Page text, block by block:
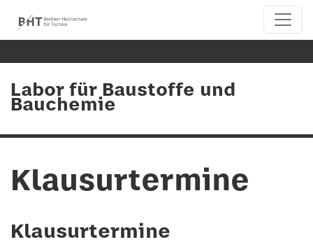
Labor für Baustoffe und
Bauchemie
Klausurtermine
Klausurtermine